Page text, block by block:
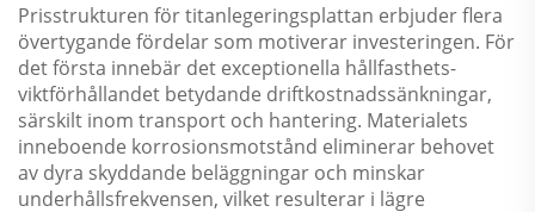
Prisstrukturen för titanlegeringsplattan erbjuder flera
övertygande fördelar som motiverar investeringen. För
det första innebär det exceptionella hållfasthets-
viktförhållandet betydande driftkostnadssänkningar,
särskilt inom transport och hantering. Materialets
inneboende korrosionsmotstånd eliminerar behovet
av dyra skyddande beläggningar och minskar
underhållsfrekvensen, vilket resulterar i lägre